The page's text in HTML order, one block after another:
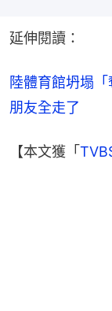
延伸閱讀：
陸體育館坍塌
朋友全走了
【本文獲「